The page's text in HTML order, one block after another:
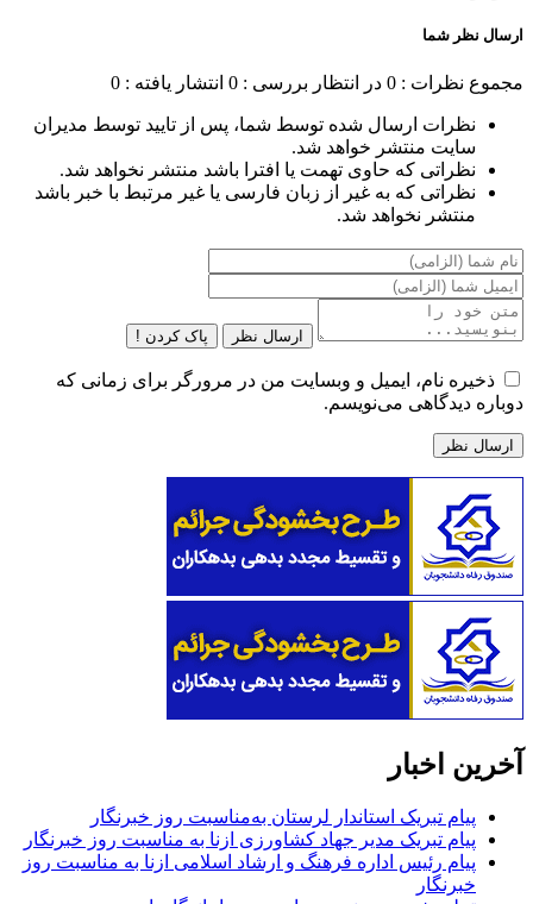
ارسال نظر شما
مجموع نظرات : 0 در انتظار بررسی : 0 انتشار یافته : 0
نظرات ارسال شده توسط شما، پس از تایید توسط مدیران
سایت منتشر خواهد شد.
نظراتی که حاوی تهمت یا افترا باشد منتشر نخواهد شد.
نظراتی که به غیر از زبان فارسی یا غیر مرتبط با خبر باشد
منتشر نخواهد شد.
ارسال نظر پاک کردن !
ذخیره نام، ایمیل و وبسایت من در مرورگر برای زمانی که
دوباره دیدگاهی می‌نویسم.
آخرین اخبار
پیام تبریک استاندار لرستان به‌مناسبت روز خبرنگار
پیام تبریک مدیر جهاد کشاورزی ازنا به مناسبت روز خبرنگار
پیام رئیس اداره فرهنگ و ارشاد اسلامی ازنا به مناسبت روز
خبرنگار